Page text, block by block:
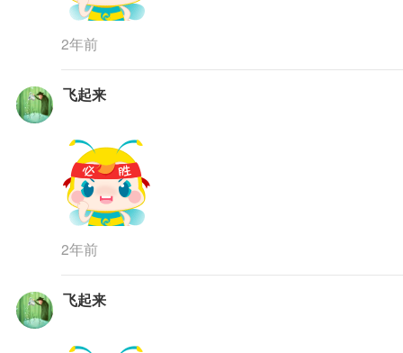
2年前
飞起来
2年前
飞起来